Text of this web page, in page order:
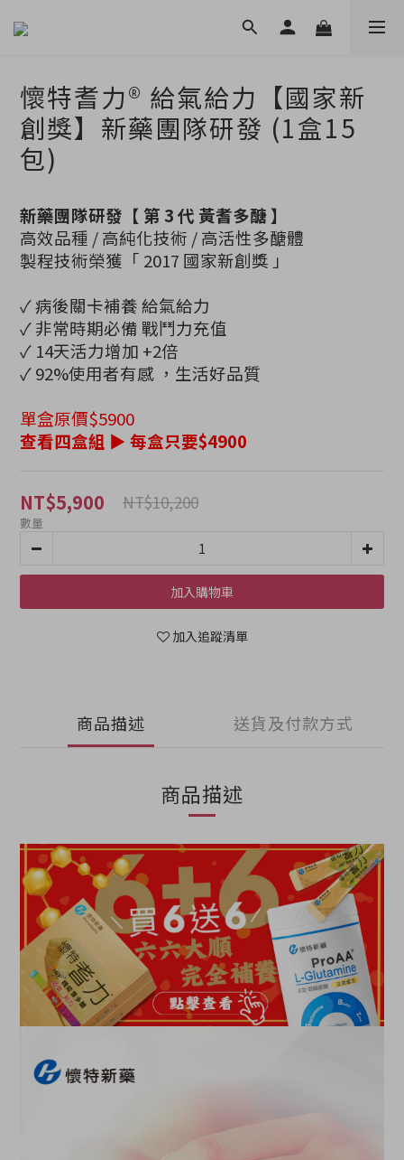
懷特耆力® 給氣給力【國家新
創獎】新藥團隊研發 (1盒15
包)
新藥團隊研發【 第 3 代 黃耆多醣 】
高效品種 / 高純化技術 / 高活性多醣體
製程技術榮獲「 2017 國家新創獎 」
✓ 病後關卡補養 給氣給力
✓ 非常時期必備 戰鬥力充值
✓ 14天活力增加 +2倍
✓ 92%使用者有感 ，生活好品質
單盒原價$5900
查看四盒組 ▶ 每盒只要$4900
NT$5,900 NT$10,200
數量
加入購物車
加入追蹤清單
商品描述 送貨及付款方式
商品描述